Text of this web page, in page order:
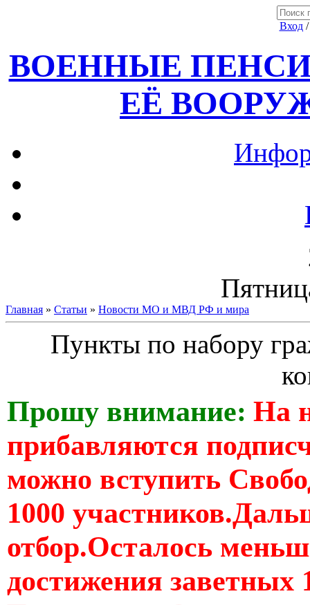
Вход
ВОЕННЫЕ
ЕЁ
Главная » Статьи » Новости МО и МВД РФ и мира
Пункты по набору
Прошу внимание: На
прибавляются
можно вступить
1000
отбор.Осталось
достижения заветных